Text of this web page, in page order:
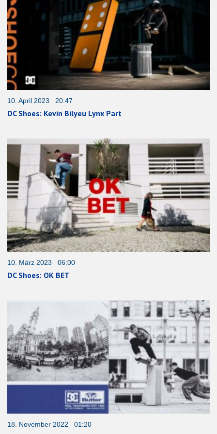
10. April 2023 20:47
DC Shoes: Kevin Bilyeu Lynx Part
10. März 2023 06:00
DC Shoes: OK BET
18. November 2022 01:20